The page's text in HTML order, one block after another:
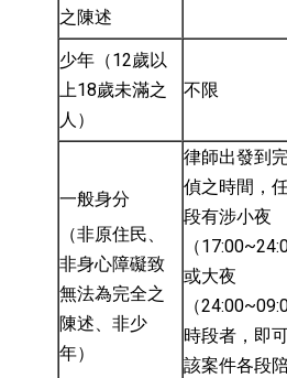
之陳述
少年（12歲以
上18歲未滿之
人）
不限
一般身分
（非原住民、
非身心障礙致
無法為完全之
陳述、非少
年）
律師出發到
偵之時間，
段有涉小夜
（
或大夜
（
時段者，即
該案件各段